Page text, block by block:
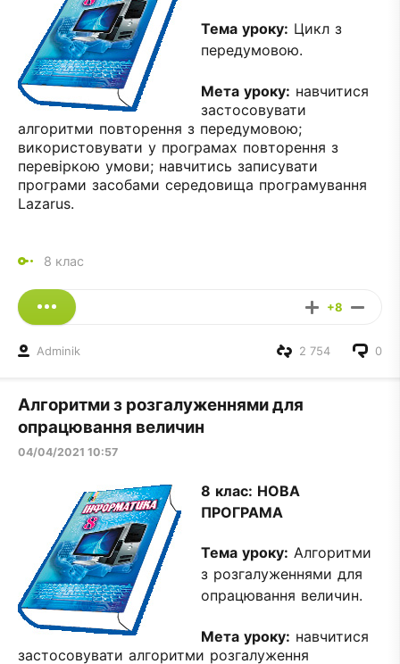
Тема уроку: Цикл з
передумовою.
Мета уроку: навчитися
застосовувати
алгоритми повторення з передумовою;
використовувати у програмах повторення з
перевіркою умови; навчитись записувати
програми засобами середовища програмування
Lazarus.
8 клас
+8
Adminik 0
2 754
Алгоритми з розгалуженнями для
опрацювання величин
04/04/2021 10:57
8 клас: НОВА
ПРОГРАМА
Тема уроку: Алгоритми
з розгалуженнями для
опрацювання величин.
Мета уроку: навчитися
застосовувати алгоритми розгалуження